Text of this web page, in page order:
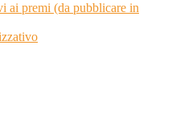
ai premi (da pubblicare in